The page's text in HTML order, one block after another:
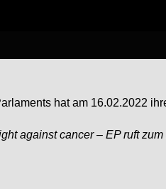
hat am 16.02.2022
against cancer – EP ruft